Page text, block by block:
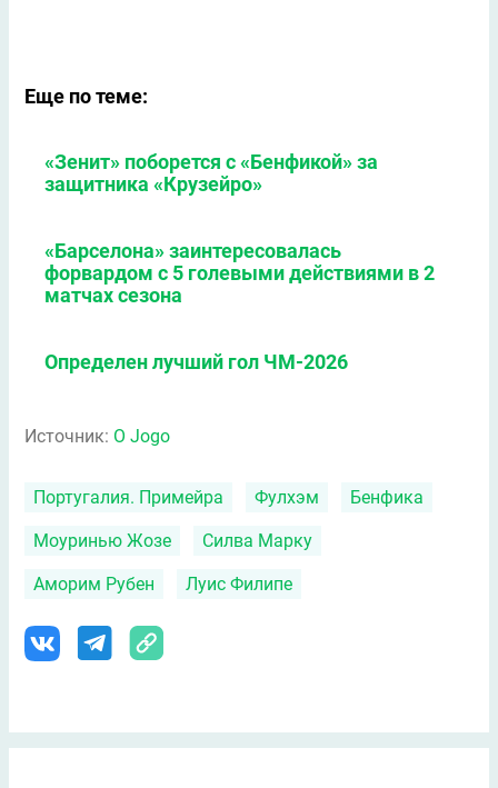
Еще по теме:
«Зенит» поборется с «Бенфикой» за
защитника «Крузейро»
«Барселона» заинтересовалась
форвардом с 5 голевыми действиями в 2
матчах сезона
Определен лучший гол ЧМ-2026
Источник: O Jogo
Португалия. Примейра Фулхэм Бенфика
Моуринью Жозе Силва Марку
Аморим Рубен Луис Филипе